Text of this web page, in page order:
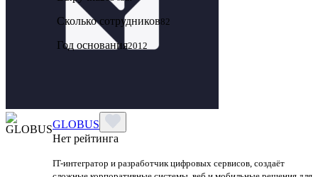
Сколько сотрудников82
Год основания2012
GLOBUS
Нет рейтинга
IT-интегратор и разработчик цифровых сервисов, создаёт